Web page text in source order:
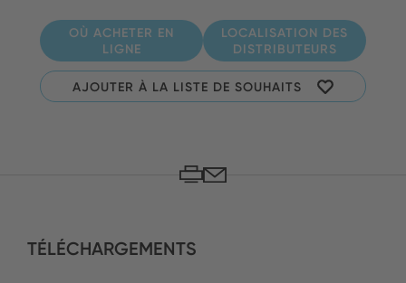
OÙ ACHETER EN
LIGNE
LOCALISATION DES
DISTRIBUTEURS
AJOUTER À LA LISTE DE SOUHAITS
TÉLÉCHARGEMENTS